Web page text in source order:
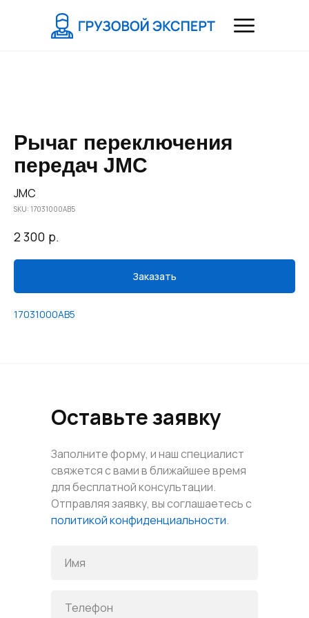
Рычаг переключения
передач JMC
JMC
SKU: 17031000АВ5
2 300 р.
Заказать
17031000АВ5
Оставьте заявку
Заполните форму, и наш специалист
свяжется с вами в ближайшее время
для бесплатной консультации.
Отправляя заявку, вы соглашаетесь с
политикой конфиденциальности.